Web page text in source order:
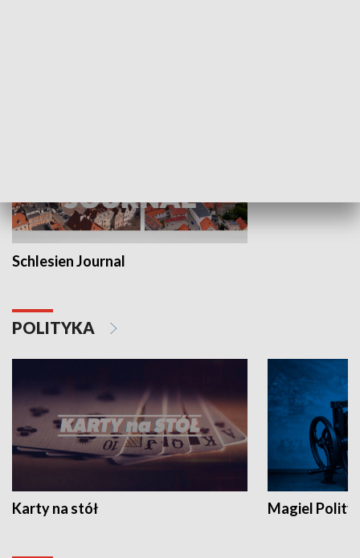
Schlesien Journal
POLITYKA
Karty na stół Magiel